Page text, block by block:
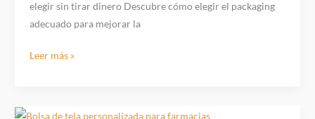
almacén
bolsas
elegir sin tirar dinero Descubre cómo elegir el packaging
adecuado para mejorar la
Guía
Leer más »